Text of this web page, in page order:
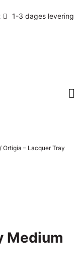
1-3 dages levering
/ Ortigia – Lacquer Tray
Medium